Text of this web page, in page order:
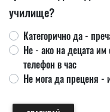
училище?
Категорично да -
Не - ако на децата
телефон в час
Не мога да преценя -